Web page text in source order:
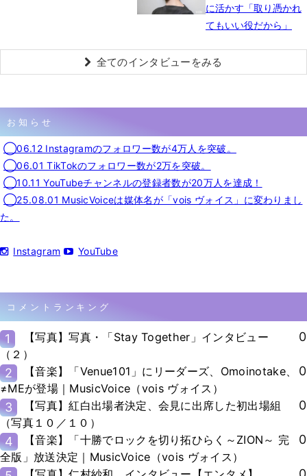
に活かす「取り憑かれ
てもいい役だから」
全てのインタビューをみる
お知らせ
◯06.12 Instagramのフォロワー数が4万人を突破。
◯06.01 TikTokのフォロワー数が2万を突破。
◯10.11 YouTubeチャンネルの登録者数が20万人を達成！
◯25.08.01 MusicVoiceは媒体名が「vois ヴォイス」に変わりまし
た。
Instagram YouTube
コメントランキング
1
【写真】写真・「Stay Together」インタビュー
（２）
0
2
【音楽】「Venue101」にリーダーズ、Omoinotake、
≠MEが登場｜MusicVoice（vois ヴォイス）
0
3
【写真】紅白出場者決定、会見に出席した初出場組
（写真１０／１０）
0
4
【音楽】「十勝でロックを切り拓ひらく～ZION～ 完
全版」放送決定｜MusicVoice（vois ヴォイス）
0